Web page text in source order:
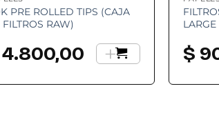
PRE ROLLED TIPS (CAJA
FILTROS RAW)
4.800,00 + $